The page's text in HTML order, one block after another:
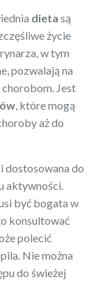
dieta są
życie
w tym
pozwalają na
Jest
, które mogą
aż do
dostosowana do
aktywności.
być bogata w
konsultować
polecić
Nie można
do świeżej